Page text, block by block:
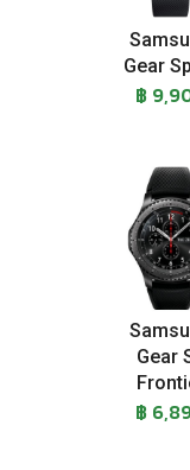
Gear
฿
Gear
฿